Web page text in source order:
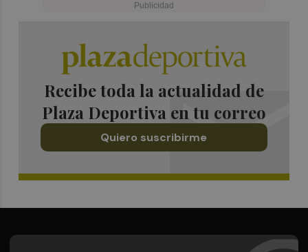
Recibe toda la actualidad de
Plaza Deportiva en tu correo
Quiero suscribirme